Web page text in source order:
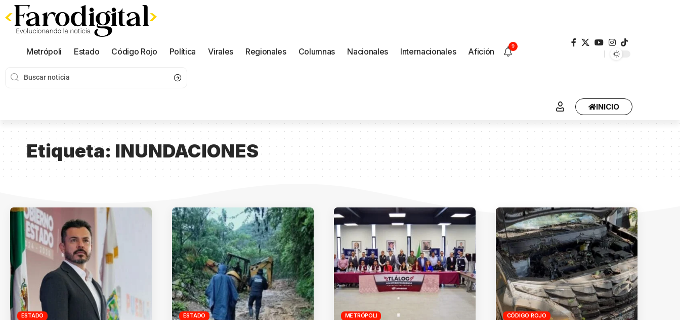
Metrópoli Estado Código Rojo Política Virales Regionales Columnas Nacionales Internacionales Afición
9
INICIO
Etiqueta: INUNDACIONES
ESTADO ESTADO METRÓPOLI CÓDIGO ROJO